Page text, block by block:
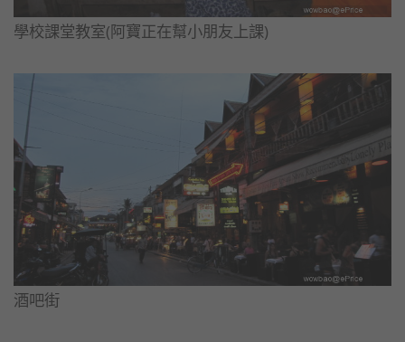
學校課堂教室(阿寶正在幫小朋友上課)
酒吧街